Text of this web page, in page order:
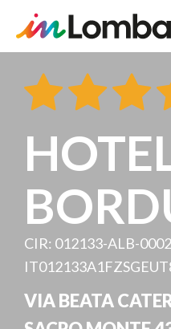
contenuto
CIR: 012133-ALB-
VIA BEATA